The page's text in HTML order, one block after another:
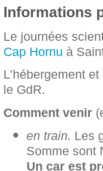
Informations
Le journées
Cap Hornu à
L’hébergement
le GdR.
Comment venir
en train. Les
Somme sont
Un car est